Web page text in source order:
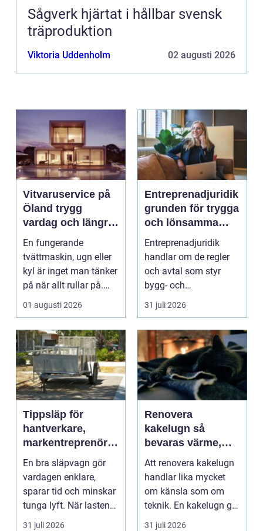
Sågverk hjärtat i hållbar svensk
träproduktion
Viktoria Uddenholm 02 augusti 2026
Vitvaruservice på
Öland trygg
vardag och längre
livslängd på dina
maskiner
En fungerande
tvättmaskin, ugn eller
kyl är inget man tänker
på när allt rullar på.
Men när något st...
01 augusti 2026
Entreprenadjuridik
grunden för trygga
och lönsamma
byggprojekt
Entreprenadjuridik
handlar om de regler
och avtal som styr
bygg- och
anläggningsprojekt.
När ansvar,...
31 juli 2026
Tippsläp för
hantverkare,
markentreprenörer
och lantbruk en
praktisk guide
En bra släpvagn gör
vardagen enklare,
sparar tid och minskar
tunga lyft. När lasten
är bulkig, smuts...
31 juli 2026
Renovera
kakelugn så
bevaras värme,
historia och
trygghet
Att renovera kakelugn
handlar lika mycket
om känsla som om
teknik. En kakelugn ger
stilla värme, däm...
31 juli 2026